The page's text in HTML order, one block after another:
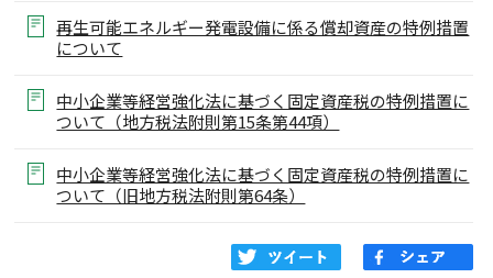
再生可能エネルギー発電設備に係る償却資産の特例措置
について
中小企業等経営強化法に基づく固定資産税の特例措置に
ついて（地方税法附則第15条第44項）
中小企業等経営強化法に基づく固定資産税の特例措置に
ついて（旧地方税法附則第64条）